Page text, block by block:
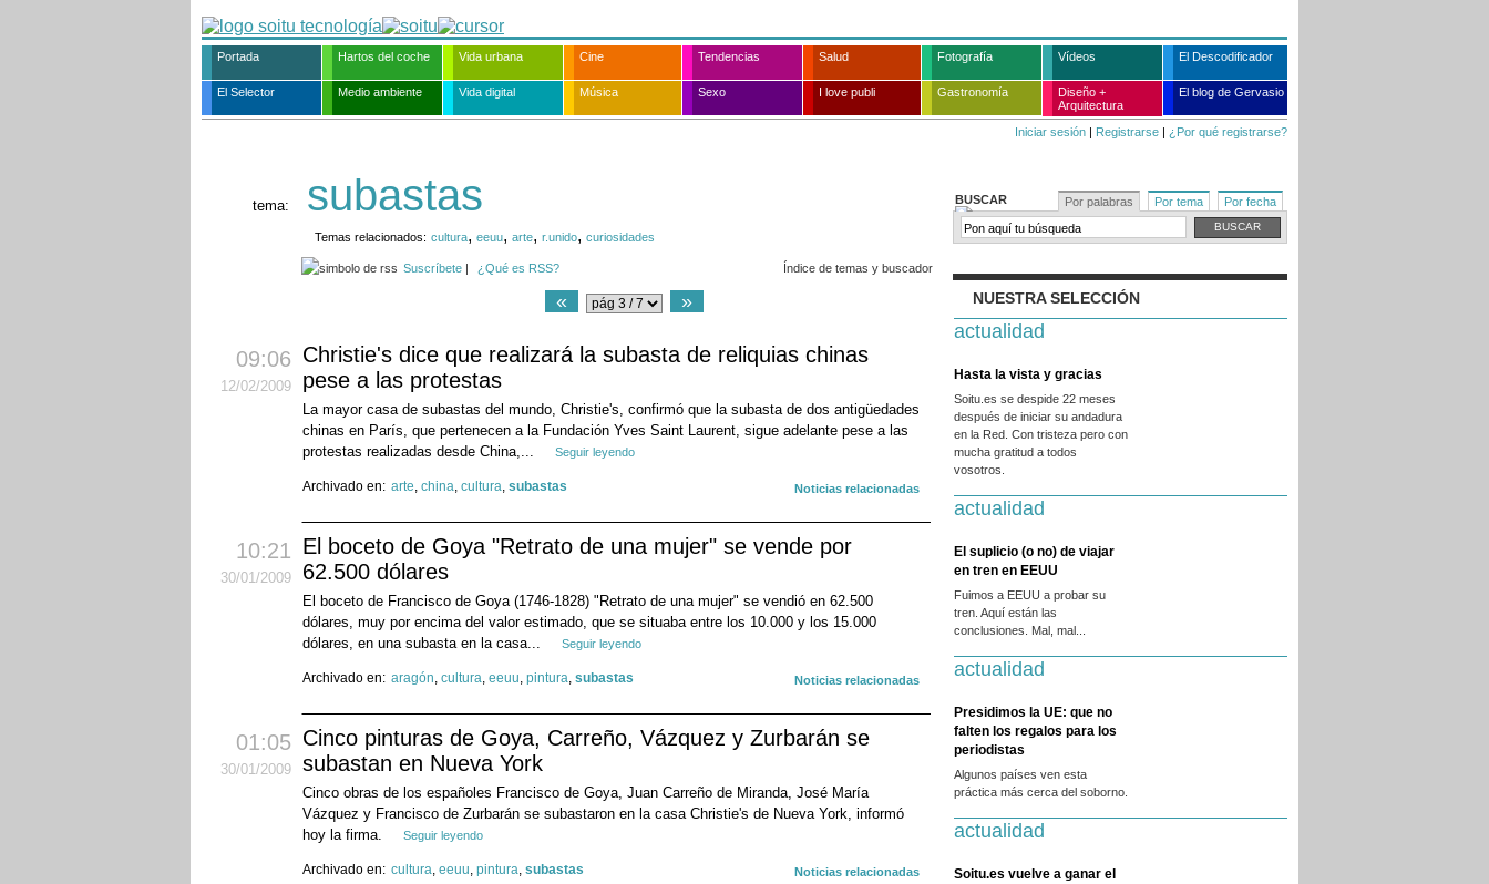
Portada Hartos del coche Vida urbana Cine Tendencias Salud Fotografía Vídeos El Descodificador
El Selector Medio ambiente Vida digital Música Sexo I love publi Gastronomía
Diseño +
Arquitectura
El blog de Gervasio
Iniciar sesión | Registrarse | ¿Por qué registrarse?
BUSCAR Por palabras Por tema Por fecha
NUESTRA SELECCIÓN
actualidad
Hasta la vista y gracias
Soitu.es se despide 22 meses
después de iniciar su andadura
en la Red. Con tristeza pero con
mucha gratitud a todos
vosotros.
actualidad
El suplicio (o no) de viajar
en tren en EEUU
Fuimos a EEUU a probar su
tren. Aquí están las
conclusiones. Mal, mal...
actualidad
Presidimos la UE: que no
falten los regalos para los
periodistas
Algunos países ven esta
práctica más cerca del soborno.
actualidad
Soitu.es vuelve a ganar el
tema: subastas
Temas relacionados: cultura, eeuu, arte, r.unido, curiosidades
Suscríbete ¿Qué es RSS? Índice de temas y buscador
« »
09:06
12/02/2009
Christie's dice que realizará la subasta de reliquias chinas
pese a las protestas
La mayor casa de subastas del mundo, Christie's, confirmó que la subasta de dos antigüedades
chinas en París, que pertenecen a la Fundación Yves Saint Laurent, sigue adelante pese a las
protestas realizadas desde China,...
Seguir leyendo
Noticias relacionadas
Archivado en: arte, china, cultura, subastas
10:21
30/01/2009
El boceto de Goya "Retrato de una mujer" se vende por
62.500 dólares
El boceto de Francisco de Goya (1746-1828) "Retrato de una mujer" se vendió en 62.500
dólares, muy por encima del valor estimado, que se situaba entre los 10.000 y los 15.000
dólares, en una subasta en la casa...
Seguir leyendo
Noticias relacionadas
Archivado en: aragón, cultura, eeuu, pintura, subastas
01:05
30/01/2009
Cinco pinturas de Goya, Carreño, Vázquez y Zurbarán se
subastan en Nueva York
Cinco obras de los españoles Francisco de Goya, Juan Carreño de Miranda, José María
Vázquez y Francisco de Zurbarán se subastaron en la casa Christie's de Nueva York, informó
hoy la firma.
Seguir leyendo
Noticias relacionadas
Archivado en: cultura, eeuu, pintura, subastas